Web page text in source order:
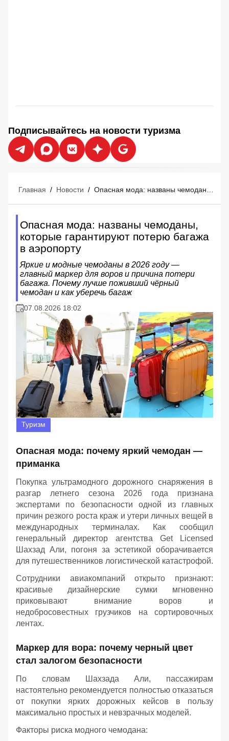
Подписывайтесь на новости туризма
Главная / Новости /
Опасная мода: названы чемоданы,
которые гарантируют потерю багажа
в аэропорту
Яркие и модные чемоданы в 2026 году —
главный маркер для воров и причина потери
багажа. Почему лучше поживший чёрный
чемодан и как уберечь багаж
07.08.2026 18:02
Туризм
Опасная мода: почему яркий чемодан —
приманка
Покупка ультрамодного дорожного снаряжения в
разгар летнего сезона 2026 года признана
экспертами по безопасности одной из главных
причин резкого роста краж и утери личных вещей в
международных терминалах. Как сообщил
генеральный директор агентства Get Licensed
Шахзад Али, погоня за эстетикой оборачивается
для путешественников логистической катастрофой.
Сотрудники авиакомпаний открыто признают:
красивые дизайнерские сумки мгновенно
приковывают внимание воров и
недобросовестных грузчиков на сортировочных
лентах.
Маркер для вора: почему черный цвет
стал залогом безопасности
По словам Шахзада Али, пассажирам
настоятельно рекомендуется полностью отказаться
от покупки ярких дорожных кейсов в пользу
максимально простых и невзрачных моделей.
Факторы риска модного чемодана: